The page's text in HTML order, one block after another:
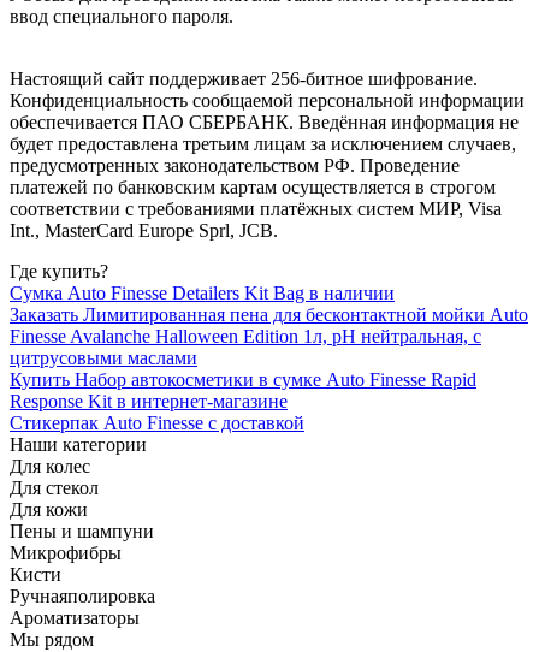
ввод специального пароля.
Настоящий сайт поддерживает 256-битное шифрование.
Конфиденциальность сообщаемой персональной информации
обеспечивается ПАО СБЕРБАНК. Введённая информация не
будет предоставлена третьим лицам за исключением случаев,
предусмотренных законодательством РФ. Проведение
платежей по банковским картам осуществляется в строгом
соответствии с требованиями платёжных систем МИР, Visa
Int., MasterCard Europe Sprl, JCB.
Где купить?
Сумка Auto Finesse Detailers Kit Bag в наличии
Заказать Лимитированная пена для бесконтактной мойки Auto
Finesse Avalanche Halloween Edition 1л, pH нейтральная, с
цитрусовыми маслами
Купить Набор автокосметики в сумке Auto Finesse Rapid
Response Kit в интернет-магазине
Стикерпак Auto Finesse с доставкой
Наши категории
Для колес
Для стекол
Для кожи
Пены и шампуни
Микрофибры
Кисти
Ручнаяполировка
Ароматизаторы
Мы рядом